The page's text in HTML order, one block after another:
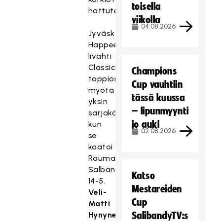
hattutempun.
Jyväskylän
Happee
livahti
Classicin
tappion
myötä
yksin
sarjakärkeen
kun
se
kaatoi
Raumalla
Salban
14-5.
Veli-
Matti
Hynynen
toisella
viikolla
04.08.2026
Champions
Cup vauhtiin
tässä kuussa
– lipunmyynti
jo auki
02.08.2026
Katso
Mestareiden
Cup
SalibandyTV:s